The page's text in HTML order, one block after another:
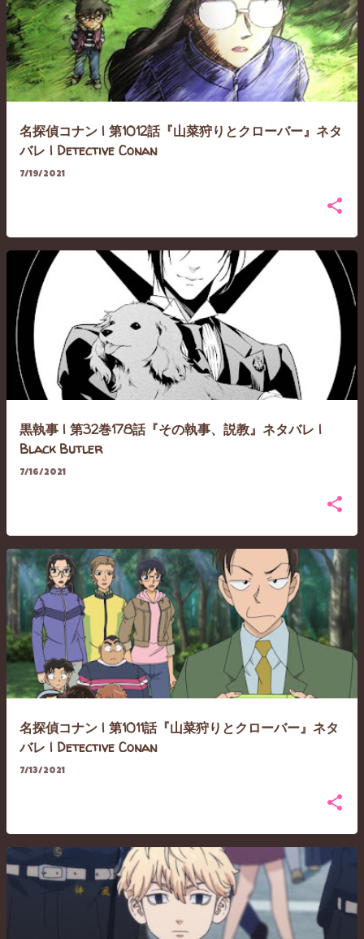
名探偵コナン | 第1012話『山菜狩りとクローバー』ネタ
バレ | Detective Conan
7/19/2021
黒執事 | 第32巻178話『その執事、説教』ネタバレ |
Black Butler
7/16/2021
名探偵コナン | 第1011話『山菜狩りとクローバー』ネタ
バレ | Detective Conan
7/13/2021